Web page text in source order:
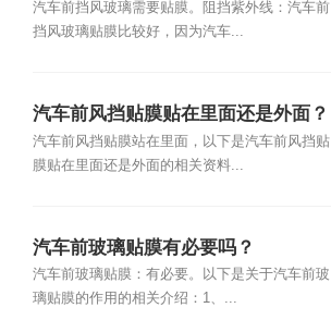
汽车前挡风玻璃需要贴膜。阻挡紫外线：汽车前
挡风玻璃贴膜比较好，因为汽车...
汽车前风挡贴膜贴在里面还是外面？
汽车前风挡贴膜站在里面，以下是汽车前风挡贴
膜贴在里面还是外面的相关资料...
汽车前玻璃贴膜有必要吗？
汽车前玻璃贴膜：有必要。以下是关于汽车前玻
璃贴膜的作用的相关介绍：1、...